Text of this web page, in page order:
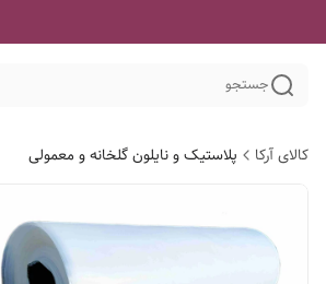
جستجو
کالای آرکا پلاستیک و نایلون گلخانه و معمولی